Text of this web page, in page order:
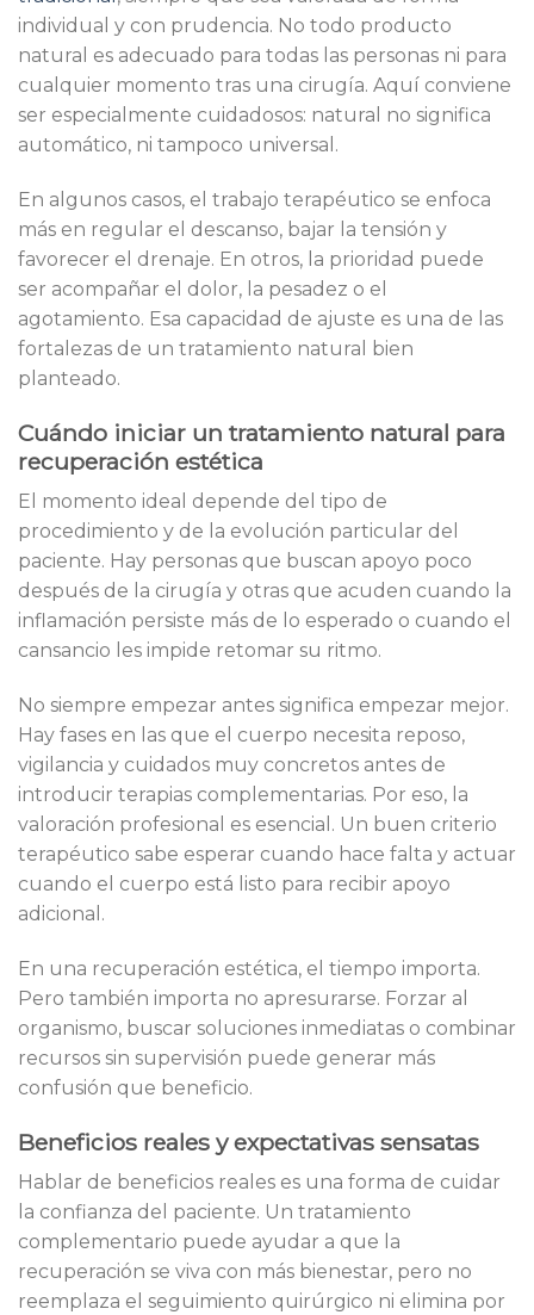
individual y con prudencia. No todo producto
natural es adecuado para todas las personas ni para
cualquier momento tras una cirugía. Aquí conviene
ser especialmente cuidadosos: natural no significa
automático, ni tampoco universal.
En algunos casos, el trabajo terapéutico se enfoca
más en regular el descanso, bajar la tensión y
favorecer el drenaje. En otros, la prioridad puede
ser acompañar el dolor, la pesadez o el
agotamiento. Esa capacidad de ajuste es una de las
fortalezas de un tratamiento natural bien
planteado.
Cuándo iniciar un tratamiento natural para
recuperación estética
El momento ideal depende del tipo de
procedimiento y de la evolución particular del
paciente. Hay personas que buscan apoyo poco
después de la cirugía y otras que acuden cuando la
inflamación persiste más de lo esperado o cuando el
cansancio les impide retomar su ritmo.
No siempre empezar antes significa empezar mejor.
Hay fases en las que el cuerpo necesita reposo,
vigilancia y cuidados muy concretos antes de
introducir terapias complementarias. Por eso, la
valoración profesional es esencial. Un buen criterio
terapéutico sabe esperar cuando hace falta y actuar
cuando el cuerpo está listo para recibir apoyo
adicional.
En una recuperación estética, el tiempo importa.
Pero también importa no apresurarse. Forzar al
organismo, buscar soluciones inmediatas o combinar
recursos sin supervisión puede generar más
confusión que beneficio.
Beneficios reales y expectativas sensatas
Hablar de beneficios reales es una forma de cuidar
la confianza del paciente. Un tratamiento
complementario puede ayudar a que la
recuperación se viva con más bienestar, pero no
reemplaza el seguimiento quirúrgico ni elimina por